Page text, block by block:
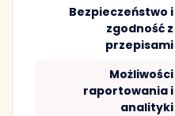
Bezpieczeństwo i
zgodność z
przepisami
Możliwości
raportowania i
analityki